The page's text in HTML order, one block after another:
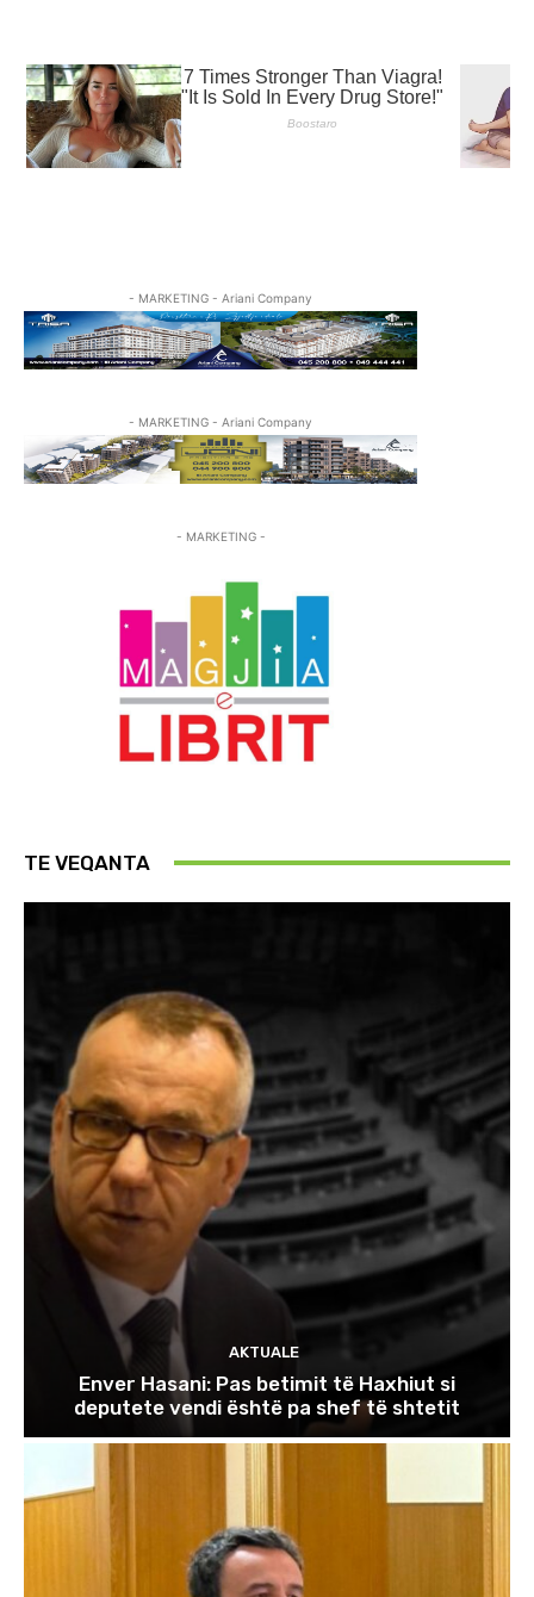
- MARKETING - Ariani Company
- MARKETING - Ariani Company
- MARKETING -
TE VEQANTA
AKTUALE
Enver Hasani: Pas betimit të Haxhiut si
deputete vendi është pa shef të shtetit